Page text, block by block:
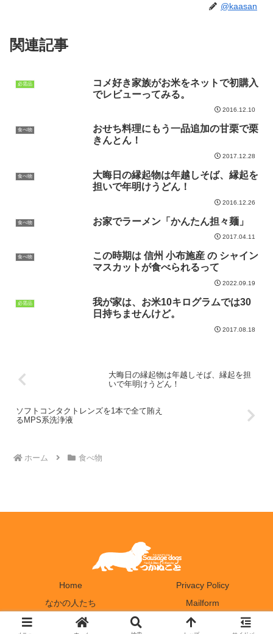
@kaasan
関連記事
必需品
コメ好き家族がお米をネットで初購入
でレビューってみる。
2016.12.10
食べ物
おせち料理にもう一品追加の甘栗で栗
きんとん！
2017.12.28
食べ物
大晦日の縁起物は年越しそば、縁起を
担いで年明けうどん！
2016.12.26
食べ物 お家でラーメン「かんたん担々麺」
2017.04.11
食べ物
この時期は 信州 小布施産 の シャイン
マスカットが食べられるって
2022.09.19
必需品
我が家は、お米10キログラムでは30
日持ちませんけど。
2017.08.18
大晦日の縁起物は年越しそば、縁起を担
いで年明けうどん！
ソフトコンタクトレンズを1本で全て賄え
るMPS系洗浄液
ホーム 食べ物
Home
Privacy Policy
なかの人たち
Mailform
© 2021 つかぬこと.